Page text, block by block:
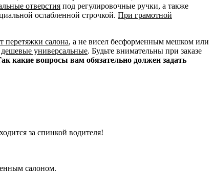
отверстия под регулировочные ручки, а также
ослабленной строчкой. При грамотной
перетяжки салона, а не висел бесформенным мешком или
универсальные. Будьте внимательны при заказе
какие вопросы вам обязательно должен задать
за спинкой водителя!
салоном.